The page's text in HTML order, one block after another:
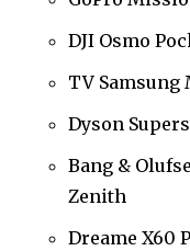
DJI Osmo
TV Samsung
Dyson
Bang &
Zenith
Dreame X60